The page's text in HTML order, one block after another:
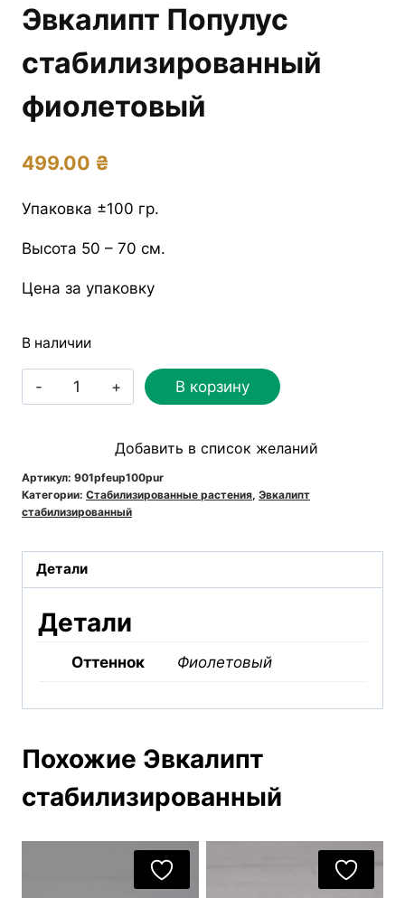
Эвкалипт Популус
стабилизированный
фиолетовый
499.00 ₴
Упаковка ±100 гр.
Высота 50 – 70 см.
Цена за упаковку
В наличии
Количество
товара
Популус
стабилизированный
фиолетовый
В корзину
Добавить в список желаний
Артикул: 901pfeup100pur
Категории: Стабилизированные растения, Эвкалипт
стабилизированный
Детали
Детали
Оттеннок Фиолетовый
Похожие Эвкалипт
стабилизированный